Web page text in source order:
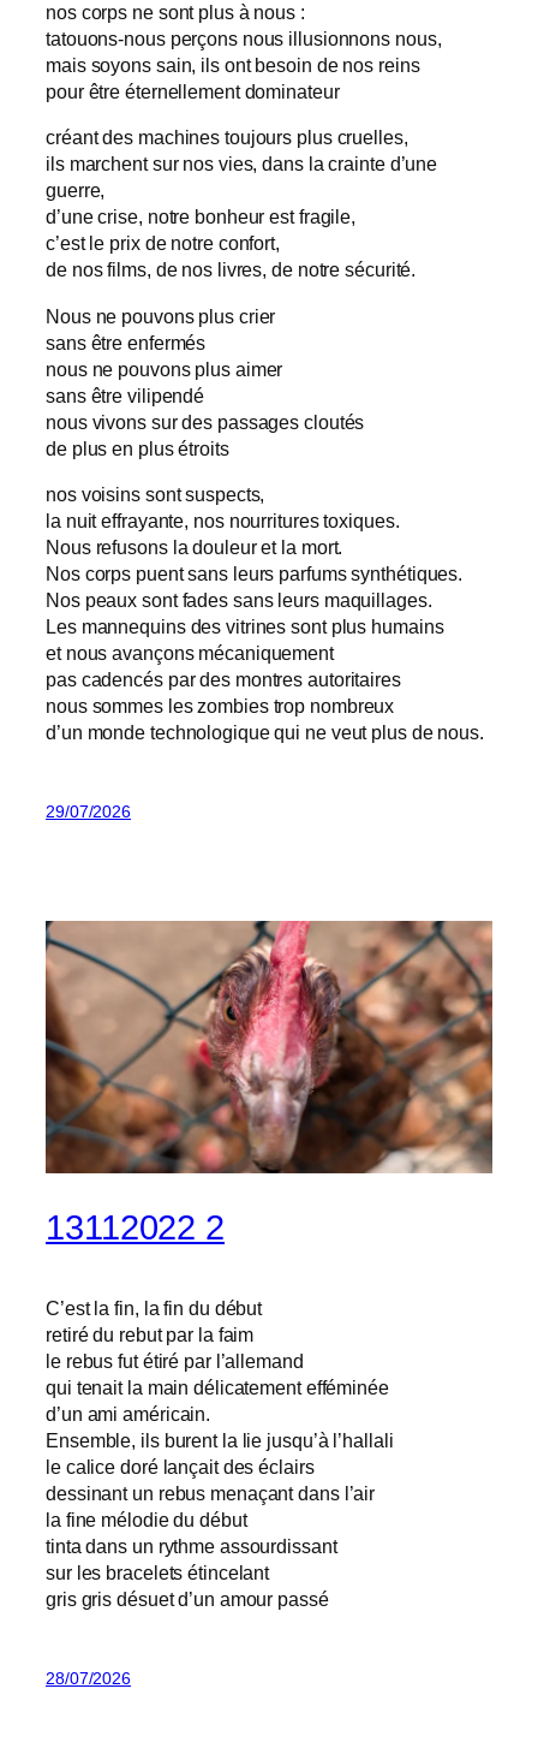
nos corps ne sont plus à nous :
tatouons-nous perçons nous illusionnons nous,
mais soyons sain, ils ont besoin de nos reins
pour être éternellement dominateur
créant des machines toujours plus cruelles,
ils marchent sur nos vies, dans la crainte d’une
guerre,
d’une crise, notre bonheur est fragile,
c’est le prix de notre confort,
de nos films, de nos livres, de notre sécurité.
Nous ne pouvons plus crier
sans être enfermés
nous ne pouvons plus aimer
sans être vilipendé
nous vivons sur des passages cloutés
de plus en plus étroits
nos voisins sont suspects,
la nuit effrayante, nos nourritures toxiques.
Nous refusons la douleur et la mort.
Nos corps puent sans leurs parfums synthétiques.
Nos peaux sont fades sans leurs maquillages.
Les mannequins des vitrines sont plus humains
et nous avançons mécaniquement
pas cadencés par des montres autoritaires
nous sommes les zombies trop nombreux
d’un monde technologique qui ne veut plus de nous.
29/07/2026
13112022 2
C’est la fin, la fin du début
retiré du rebut par la faim
le rebus fut étiré par l’allemand
qui tenait la main délicatement efféminée
d’un ami américain.
Ensemble, ils burent la lie jusqu’à l’hallali
le calice doré lançait des éclairs
dessinant un rebus menaçant dans l’air
la fine mélodie du début
tinta dans un rythme assourdissant
sur les bracelets étincelant
gris gris désuet d’un amour passé
28/07/2026